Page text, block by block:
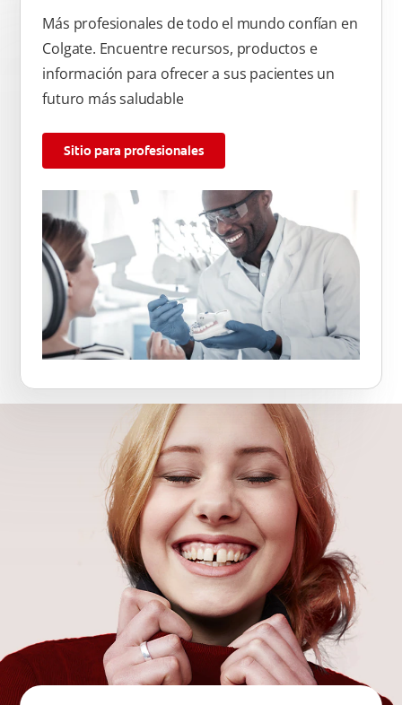
Más profesionales de todo el mundo confían en
Colgate. Encuentre recursos, productos e
información para ofrecer a sus pacientes un
futuro más saludable
Sitio para profesionales